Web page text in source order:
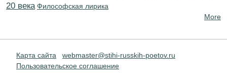
20 века Философская лирика
More
Карта сайта
webmaster@stihi-russkih-poetov.ru
Пользовательское соглашение